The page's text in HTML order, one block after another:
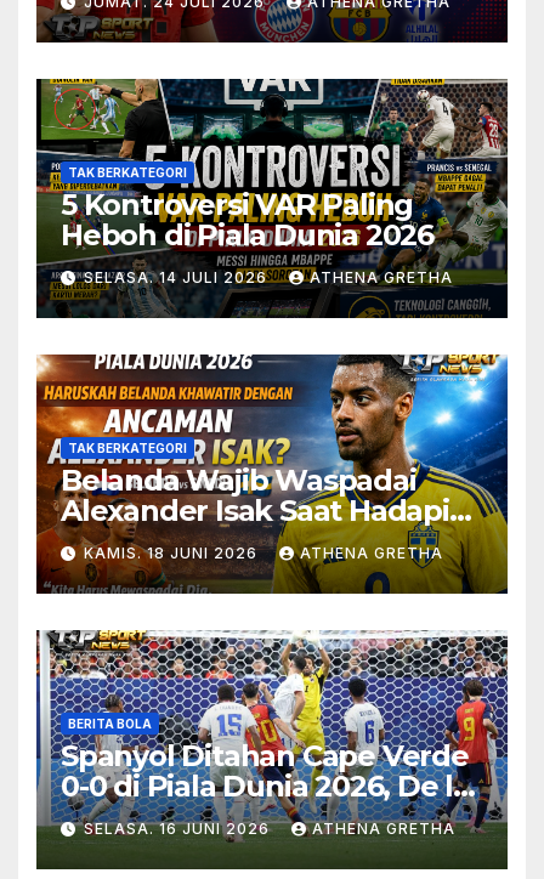
TAK BERKATEGORI
5 Kontroversi VAR Paling
Heboh di Piala Dunia 2026
SELASA. 14 JULI 2026 ATHENA GRETHA
TAK BERKATEGORI
Belanda Wajib Waspadai
Alexander Isak Saat Hadapi
Swedia
KAMIS. 18 JUNI 2026 ATHENA GRETHA
BERITA BOLA
Spanyol Ditahan Cape Verde
0-0 di Piala Dunia 2026, De la
Fuente Soroti Kurangnya
Ketajaman
SELASA. 16 JUNI 2026 ATHENA GRETHA